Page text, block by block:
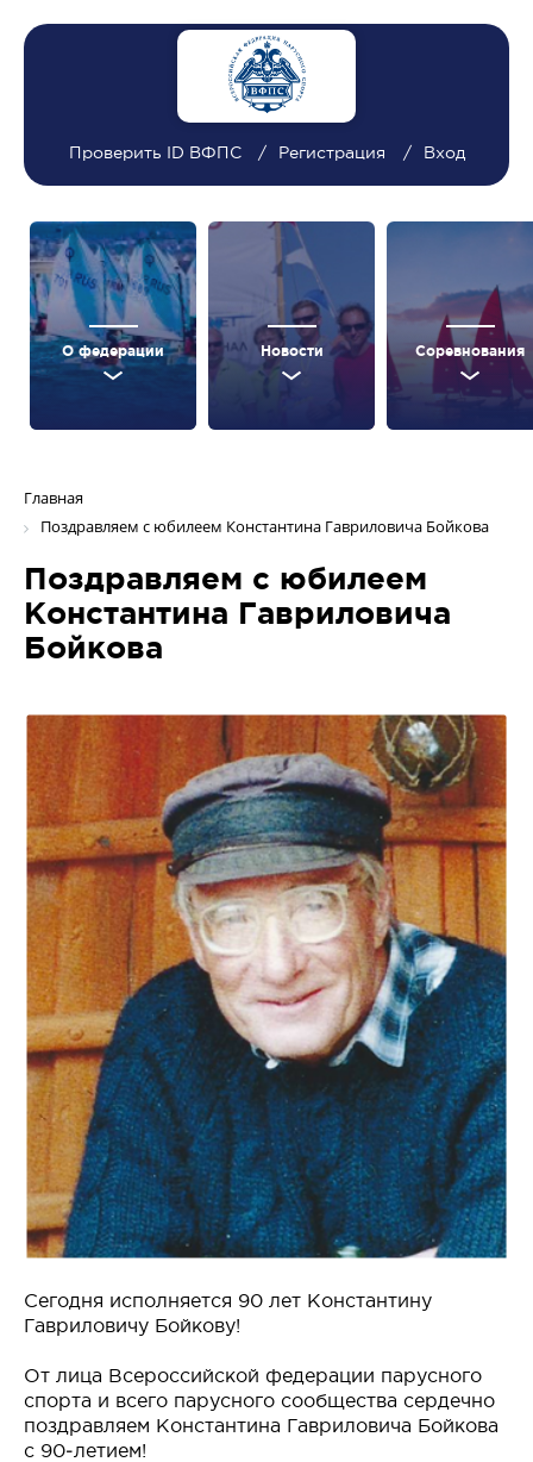
Проверить ID ВФПС Регистрация Вход
О федерации Новости Соревнования
Главная
Поздравляем с юбилеем Константина Гавриловича Бойкова
Поздравляем с юбилеем
Константина Гавриловича
Бойкова
Сегодня исполняется 90 лет Константину
Гавриловичу Бойкову!
От лица Всероссийской федерации парусного
спорта и всего парусного сообщества сердечно
поздравляем Константина Гавриловича Бойкова
с 90‑летием!